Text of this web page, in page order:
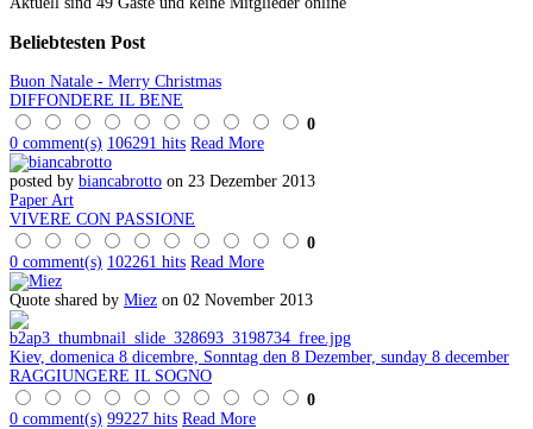
Beliebtesten Post
Buon Natale - Merry Christmas
DIFFONDERE IL BENE
0
0 comment(s) 106291 hits Read More
posted by biancabrotto on 23 Dezember 2013
Paper Art
VIVERE CON PASSIONE
0
0 comment(s) 102261 hits Read More
Quote shared by Miez on 02 November 2013
Kiev, domenica 8 dicembre, Sonntag den 8 Dezember, sunday 8 december
RAGGIUNGERE IL SOGNO
0
0 comment(s) 99227 hits Read More